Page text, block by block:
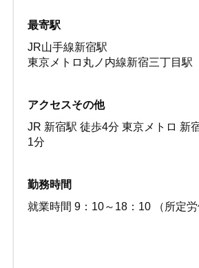
最寄駅
JR山手線新宿駅
東京メトロ丸ノ内線新宿三丁目駅
アクセスその他
JR 新宿駅 徒歩4分 東京メトロ
1分
勤務時間
就業時間 9：10～18：10 （所定労